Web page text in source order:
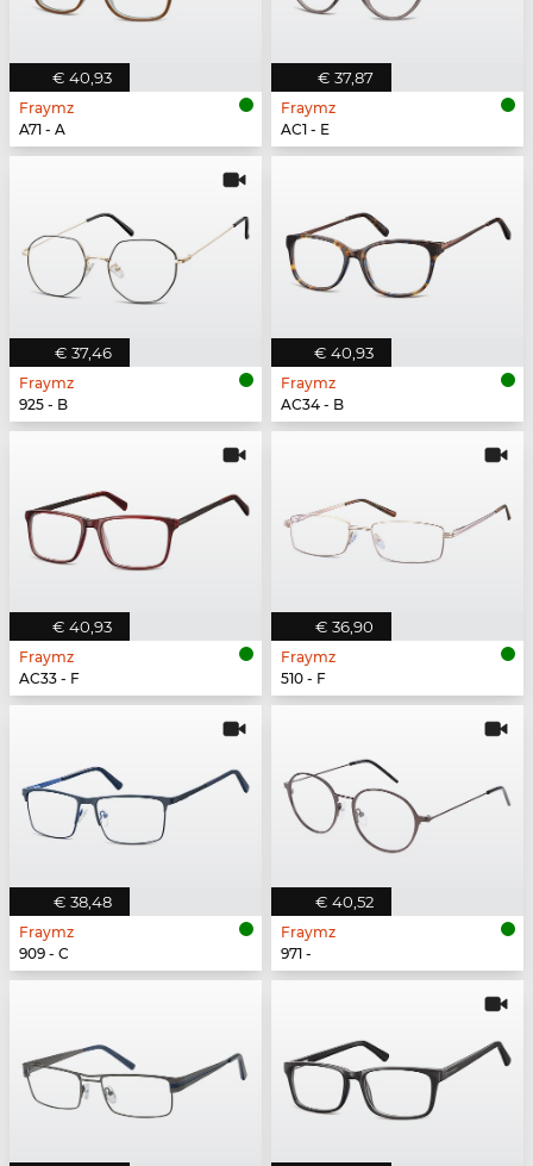
€ 40,93
Fraymz
A71 - A
€ 37,87
Fraymz
AC1 - E
€ 37,46
Fraymz
925 - B
€ 40,93
Fraymz
AC34 - B
€ 40,93
Fraymz
AC33 - F
€ 36,90
Fraymz
510 - F
€ 38,48
Fraymz
909 - C
€ 40,52
Fraymz
971 -